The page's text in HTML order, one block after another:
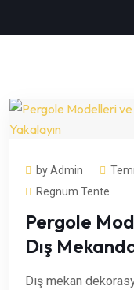
by Admin
Regnum Tente
Pergole
Dış
Dış mekan